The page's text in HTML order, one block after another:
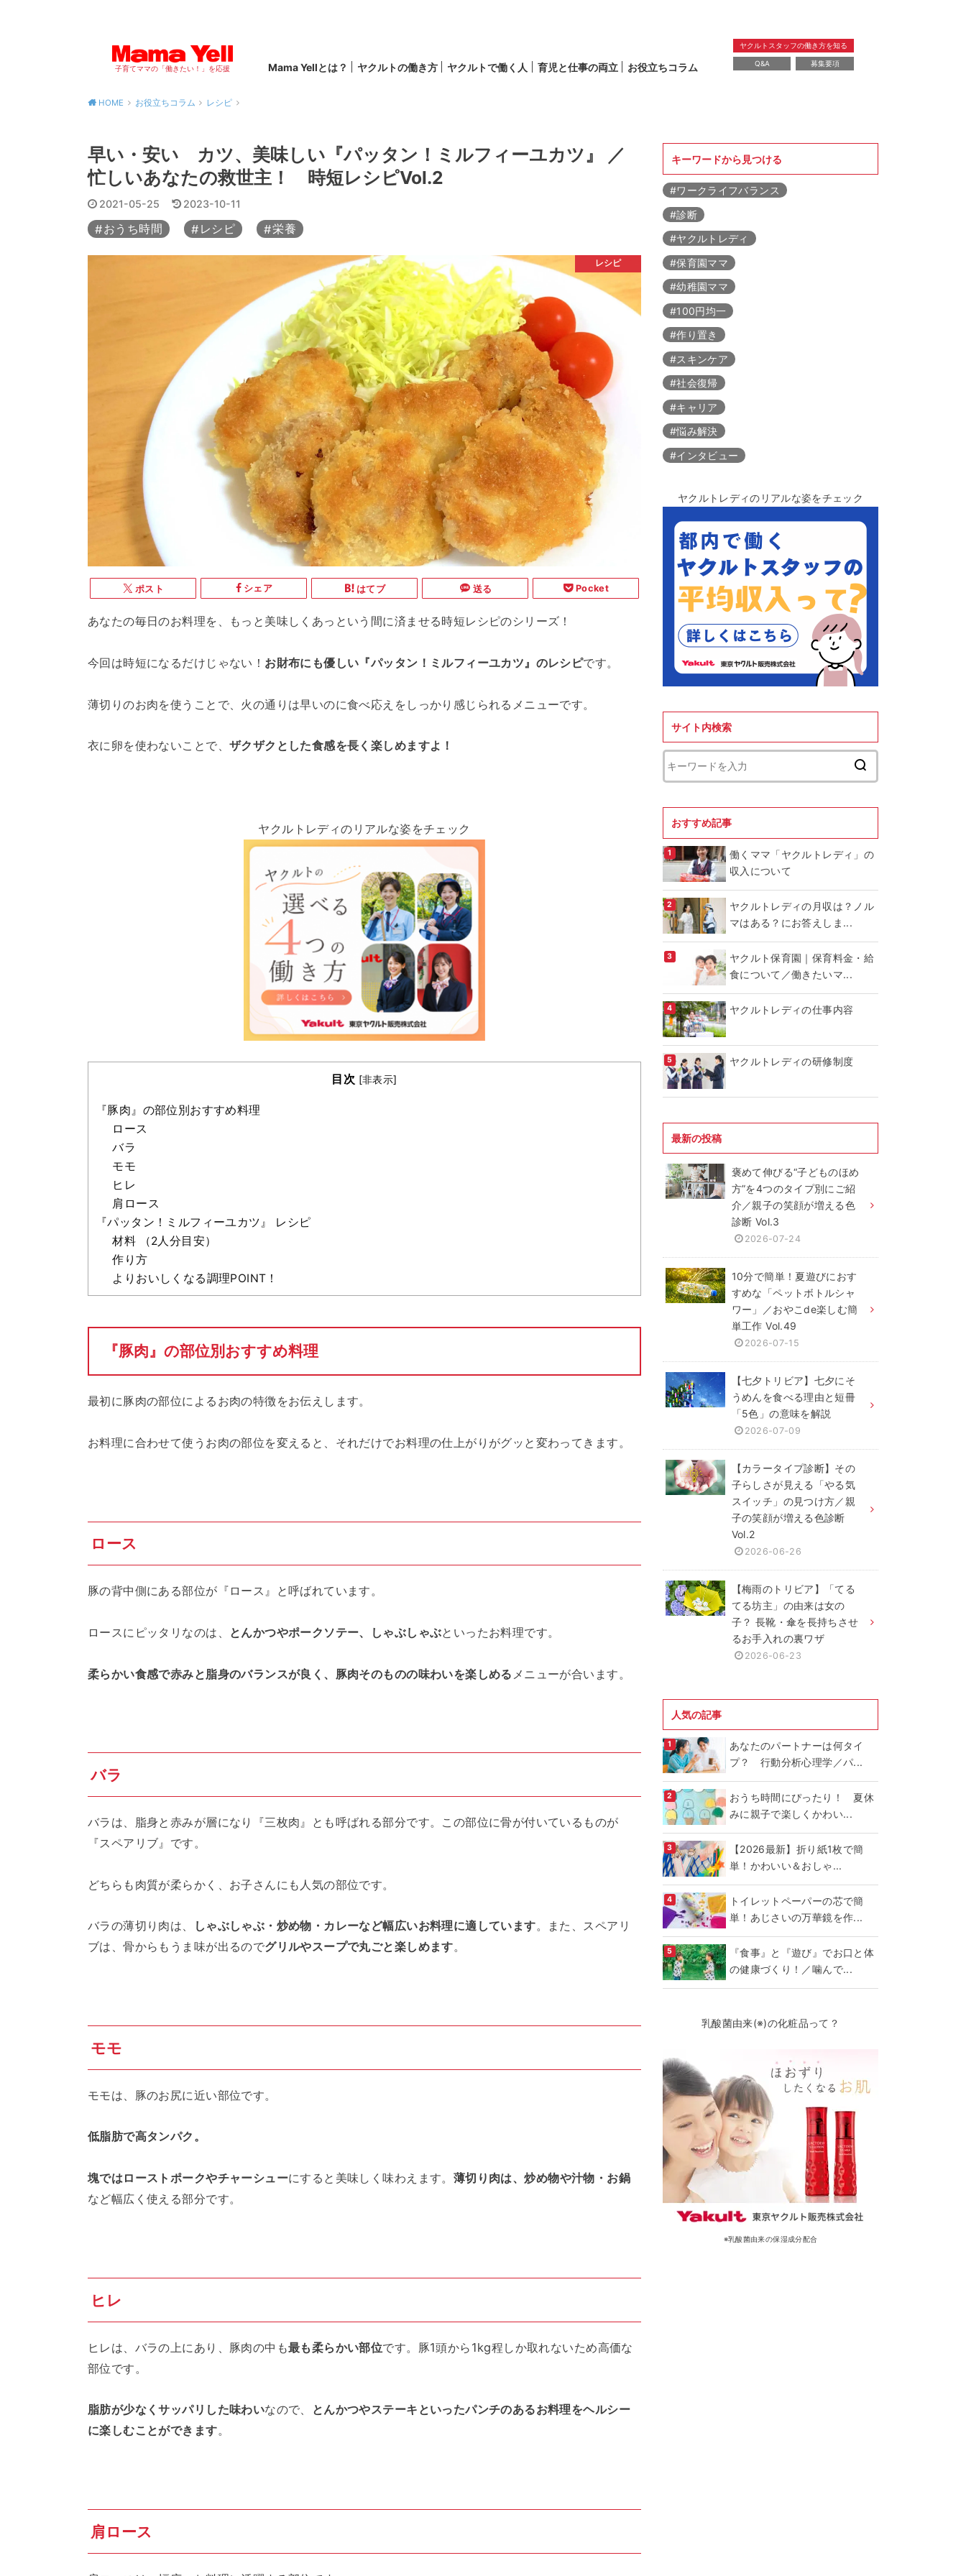
子育てママの「働きたい！」を応援 Mama Yellとは？ ヤクルトの働き方 ヤクルトで働く人 育児と仕事の両立 お役立ちコラム
ヤクルトスタッフの働き方を知る
Q&A 募集要項
HOME お役立ちコラム レシピ
早い・安い カツ、美味しい『パッタン！ミルフィーユカツ』 ／
忙しいあなたの救世主！ 時短レシピVol.2
2021-05-25 2023-10-11
おうち時間 レシピ 栄養
レシピ
ポスト シェア はてブ 送る Pocket
あなたの毎日のお料理を、もっと美味しくあっという間に済ませる時短レシピのシリーズ！
今回は時短になるだけじゃない！ お財布にも優しい『パッタン！ミルフィーユカツ』のレシピです。
薄切りのお肉を使うことで、火の通りは早いのに食べ応えをしっかり感じられるメニューです。
衣に卵を使わないことで、 ザクザクとした食感を長く楽しめますよ！
ヤクルトレディのリアルな姿をチェック
目次 [非表示]
『豚肉』の部位別おすすめ料理
ロース
バラ
モモ
ヒレ
肩ロース
『パッタン！ミルフィーユカツ』 レシピ
材料 （2人分目安）
作り方
よりおいしくなる調理POINT！
『豚肉』の部位別おすすめ料理
最初に豚肉の部位によるお肉の特徴をお伝えします。
お料理に合わせて使うお肉の部位を変えると、それだけでお料理の仕上がりがグッと変わってきます。
ロース
豚の背中側にある部位が『ロース』と呼ばれています。
ロースにピッタリなのは、 とんかつやポークソテー、しゃぶしゃぶといったお料理です。
柔らかい食感で赤みと脂身のバランスが良く、豚肉そのものの味わいを楽しめる メニューが合います。
バラ
バラは、脂身と赤みが層になり『三枚肉』とも呼ばれる部分です。この部位に骨が付いているものが
『スペアリブ』です。
どちらも肉質が柔らかく、お子さんにも人気の部位です。
バラの薄切り肉は、 しゃぶしゃぶ・炒め物・カレーなど幅広いお料理に適しています。また、スペアリ
ブは、骨からもうま味が出るのでグリルやスープで丸ごと楽しめます。
モモ
モモは、豚のお尻に近い部位です。
低脂肪で高タンパク。
塊ではローストポークやチャーシューにすると美味しく味わえます。 薄切り肉は、炒め物や汁物・お鍋
など幅広く使える部分です。
ヒレ
ヒレは、バラの上にあり、豚肉の中も最も柔らかい部位です。豚1頭から1kg程しか取れないため高価な
部位です。
脂肪が少なくサッパリした味わいなので、
とんかつやステーキといったパンチのあるお料理をヘルシー
に楽しむことができます。
肩ロース
キーワードから見つける
#ワークライフバランス
#診断
#ヤクルトレディ
#保育園ママ
#幼稚園ママ
#100円均一
#作り置き
#スキンケア
#社会復帰
#キャリア
#悩み解決
#インタビュー
ヤクルトレディのリアルな姿をチェック
サイト内検索
おすすめ記事
働くママ「ヤクルトレディ」の
収入について
ヤクルトレディの月収は？ノル
マはある？にお答えしま...
ヤクルト保育園｜保育料金・給
食について／働きたいマ...
ヤクルトレディの仕事内容
ヤクルトレディの研修制度
最新の投稿
褒めて伸びる“子どものほめ
方”を4つのタイプ別にご紹
介／親子の笑顔が増える色
診断 Vol.3
2026-07-24
10分で簡単！夏遊びにおす
すめな「ペットボトルシャ
ワー」／おやこde楽しむ簡
単工作 Vol.49
2026-07-15
【七夕トリビア】七夕にそ
うめんを食べる理由と短冊
「5色」の意味を解説
2026-07-09
【カラータイプ診断】その
子らしさが見える「やる気
スイッチ」の見つけ方／親
子の笑顔が増える色診断
Vol.2
2026-06-26
【梅雨のトリビア】「てる
てる坊主」の由来は女の
子？ 長靴・傘を長持ちさせ
るお手入れの裏ワザ
2026-06-23
人気の記事
あなたのパートナーは何タイ
プ？ 行動分析心理学／パ...
おうち時間にぴったり！ 夏休
みに親子で楽しくかわい...
【2026最新】折り紙1枚で簡
単！かわいい＆おしゃ...
トイレットペーパーの芯で簡
単！あじさいの万華鏡を作...
『食事』と『遊び』でお口と体
の健康づくり！／噛んで...
乳酸菌由来(※)の化粧品って？
※乳酸菌由来の保湿成分配合